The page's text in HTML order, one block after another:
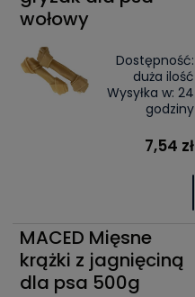
wołowy
Dostępność:
duża ilość
Wysyłka w: 24
godziny
7,54 zł
MACED Mięsne
krążki z jagnięciną
dla psa 500g